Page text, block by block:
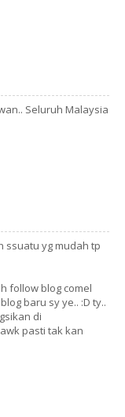
Seluruh Malaysia
ssuatu yg mudah tp
follow blog comel
baru sy ye.. :D ty..
di
pasti tak kan